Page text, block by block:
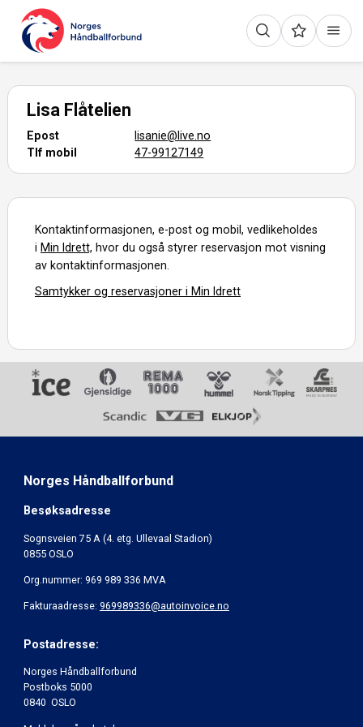
Lisa Flåtelien
Epost
lisanie@live.no
Tlf mobil
47-99127149
Kontaktinformasjonen, e-post og mobil, vedlikeholdes
i Min Idrett, hvor du også styrer reservasjon mot visning
av kontaktinformasjonen.
Samtykker og reservasjoner i Min Idrett
Norges Håndballforbund
Besøksadresse
Sognsveien 75 A (4. etg. Ullevaal Stadion)
0855 OSLO
Org.nummer: 969 989 336 MVA
Fakturaadresse: 969989336@autoinvoice.no
Postadresse:
Norges Håndballforbund
Postboks 5000
0840 OSLO